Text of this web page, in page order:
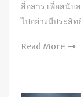
สื่อสาร เพื่อสนับ
ไปอย่างมีประสิ
Read More